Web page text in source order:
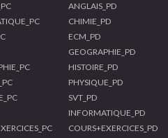
ANGLAIS_PD
CHIMIE_PD
ECM_PD
GEOGRAPHIE_PD
HISTOIRE_PD
PHYSIQUE_PD
SVT_PD
INFORMATIQUE_PD
COURS+EXERCICES_PD